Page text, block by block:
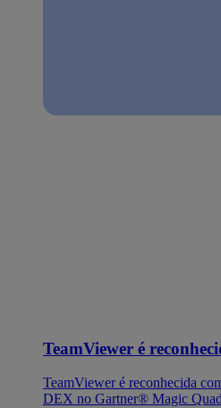
TeamViewer é
TeamViewer é reconhecida
DEX no Gartner® Magic